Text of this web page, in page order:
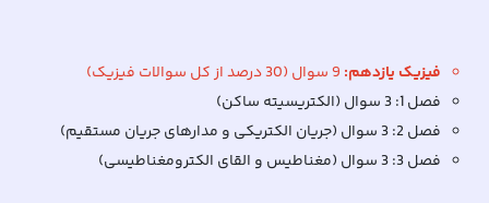
فیزیک یازدهم: 9 سوال (30 درصد از کل سوالات فیزیک)
فصل 1: 3 سوال (الکتریسیته ساکن)
فصل 2: 3 سوال (جریان الکتریکی و مدارهای جریان مستقیم)
فصل 3: 3 سوال (مغناطیس و القای الکترومغناطیسی)